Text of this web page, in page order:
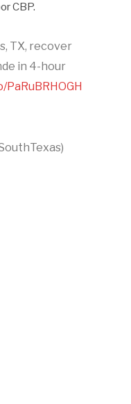
CBP.
TX, recover
in 4-hour